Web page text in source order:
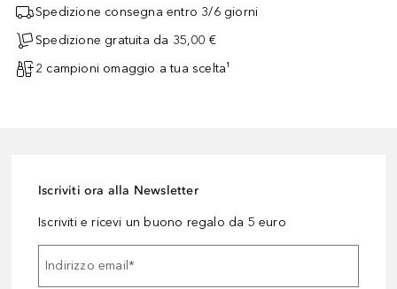
Spedizione consegna entro 3/6 giorni
Spedizione gratuita da 35,00 €
2 campioni omaggio a tua scelta¹
Iscriviti ora alla Newsletter
Iscriviti e ricevi un buono regalo da 5 euro
Indirizzo email*